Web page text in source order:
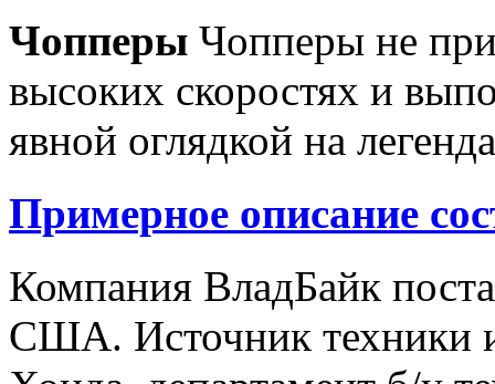
Чопперы Чопперы не
высоких скоростях и
явной оглядкой на
Примерное описание
Компания ВладБайк
США. Источник техники